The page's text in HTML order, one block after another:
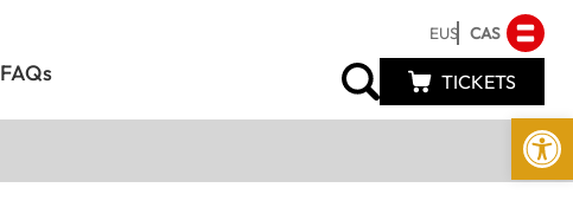
Abrir
FAQs
EUS CAS
TICKETS